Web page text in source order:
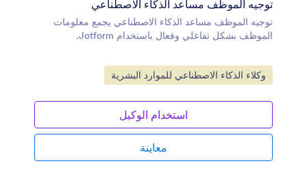
توجيه الموظف مساعد الذكاء الاصطناعي
توجيه الموظف مساعد الذكاء الاصطناعي يجمع معلومات
الموظف بشكل تفاعلي وفعال باستخدام Jotform.
انتقل إلى الفئة:
وكلاء الذكاء الاصطناعي للموارد البشرية
استخدام الوكيل
معاينة